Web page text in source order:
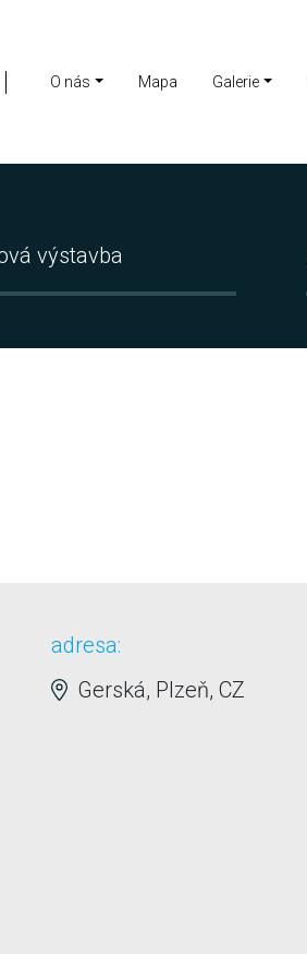
O nás Mapa Galerie
výstavba
adresa:
Gerská, Plzeň, CZ